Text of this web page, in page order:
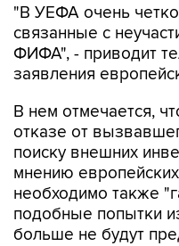
"В УЕФА очень
связанные с
ФИФА", - приводит
заявления
В нем отмечается,
отказе от
поиску внешних
мнению
необходимо также
подобные попытки
больше не будут